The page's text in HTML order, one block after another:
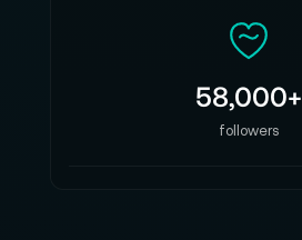
58,000+
followers